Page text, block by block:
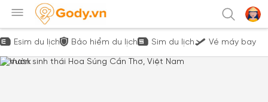
Esim du lịch Bảo hiểm du lịch Sim du lịch Vé máy bay